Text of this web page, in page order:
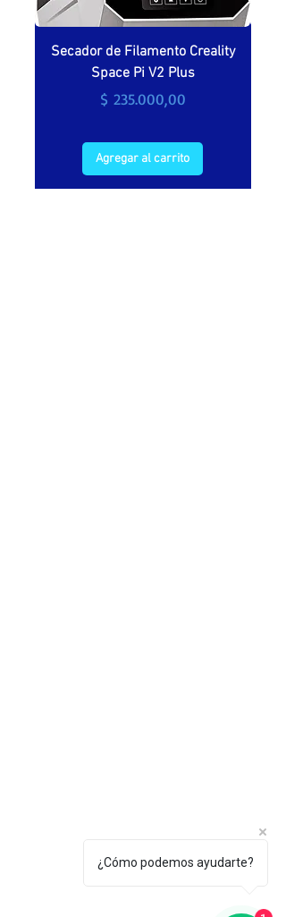
Secador de Filamento Creality
Space Pi V2 Plus
Precio
$ 235.000,00
Agregar al carrito
¿Cómo podemos ayudarte?
1